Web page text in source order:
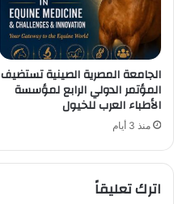
الجامعة المصرية الصينية تستضيف
المؤتمر الدولي الرابع لمؤسسة
الأطباء العرب للخيول
منذ 3 أيام
اترك تعليقاً